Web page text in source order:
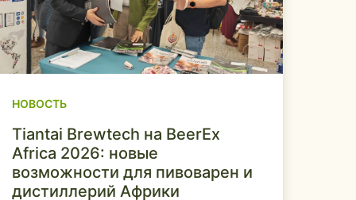
НОВОСТЬ
Tiantai Brewtech на BeerEx
Africa 2026: новые
возможности для пивоварен и
дистиллерий Африки